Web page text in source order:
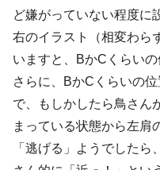
ど嫌がっていない程度に
右のイラスト（相変わら
いますと、BかCくらい
さらに、BかCくらいの
で、もしかしたら鳥さん
まっている状態から左肩
「逃げる」ようでした